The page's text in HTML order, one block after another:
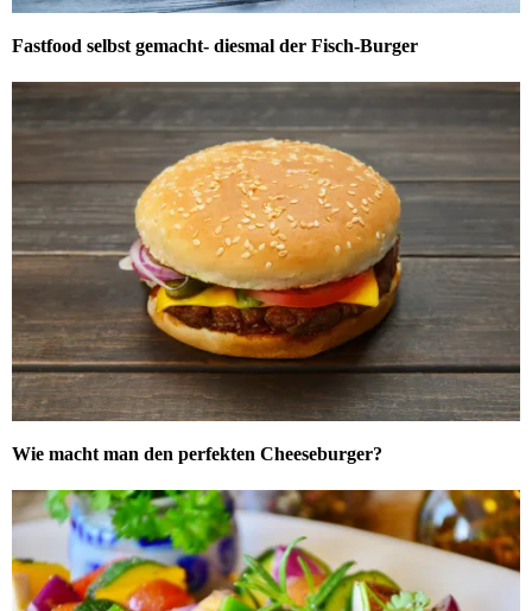
Fastfood selbst gemacht- diesmal der Fisch-Burger
Wie macht man den perfekten Cheeseburger?